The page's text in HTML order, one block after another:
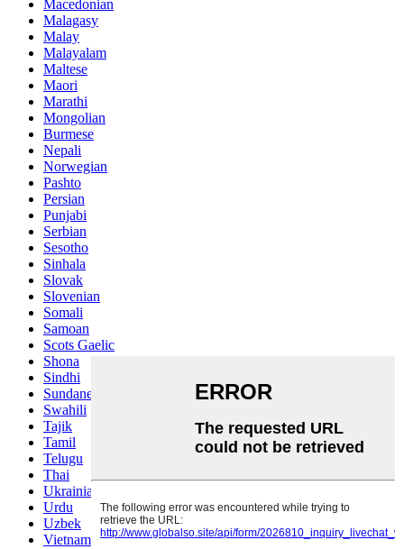
Macedonian
Malagasy
Malay
Malayalam
Maltese
Maori
Marathi
Mongolian
Burmese
Nepali
Norwegian
Pashto
Persian
Punjabi
Serbian
Sesotho
Sinhala
Slovak
Slovenian
Somali
Samoan
Scots Gaelic
Shona
Sindhi
Sundanese
Swahili
Tajik
Tamil
Telugu
Thai
Ukrainian
Urdu
Uzbek
Vietnamese